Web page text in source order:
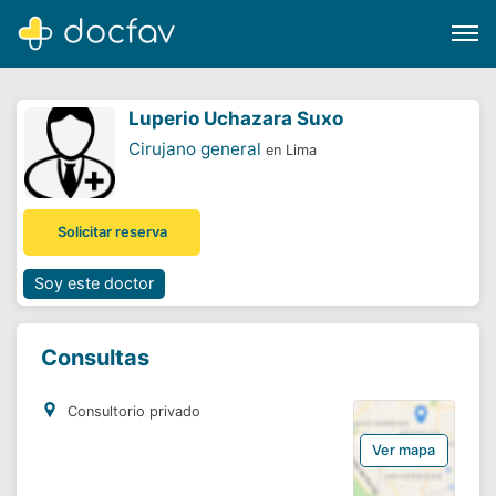
Software para clínicas
¿Eres un doctor?
Luperio Uchazara Suxo
Cirujano general en Lima
Solicitar reserva
Soy este doctor
Consultas
Consultorio privado
Ver mapa